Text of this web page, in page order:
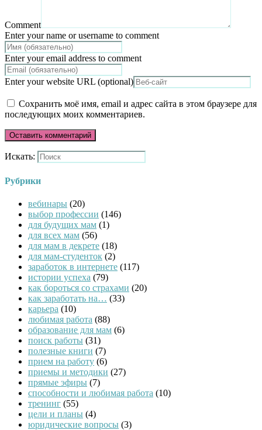
Comment
Enter your name or username to comment
Enter your email address to comment
Enter your website URL (optional)
Сохранить моё имя, email и адрес сайта в этом браузере для
последующих моих комментариев.
Искать:
Рубрики
вебинары (20)
выбор профессии (146)
для будущих мам (1)
для всех мам (56)
для мам в декрете (18)
для мам-студенток (2)
заработок в интернете (117)
истории успеха (79)
как бороться со страхами (20)
как заработать на… (33)
карьера (10)
любимая работа (88)
образование для мам (6)
поиск работы (31)
полезные книги (7)
прием на работу (6)
приемы и методики (27)
прямые эфиры (7)
способности и любимая работа (10)
тренинг (55)
цели и планы (4)
юридические вопросы (3)